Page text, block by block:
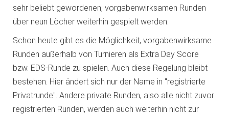
sehr beliebt gewordenen, vorgabenwirksamen Runden
über neun Löcher weiterhin gespielt werden.
Schon heute gibt es die Möglichkeit, vorgabenwirksame
Runden außerhalb von Turnieren als Extra Day Score
bzw. EDS-Runde zu spielen. Auch diese Regelung bleibt
bestehen. Hier ändert sich nur der Name in "registrierte
Privatrunde". Andere private Runden, also alle nicht zuvor
registrierten Runden, werden auch weiterhin nicht zur